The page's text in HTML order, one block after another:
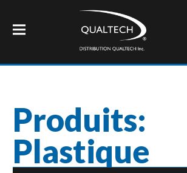
Produits:
Plastique